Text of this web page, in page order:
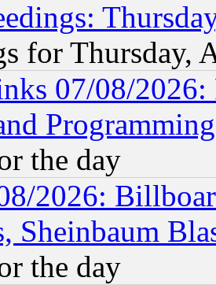
for Thursday,
07/08/2026:
the day
2026:
Sheinbaum
the day